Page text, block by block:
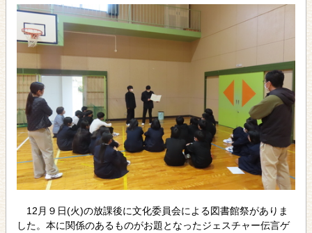
12月９日(火)の放課後に文化委員会による図書館祭がありま
した。本に関係のあるものがお題となったジェスチャー伝言ゲ